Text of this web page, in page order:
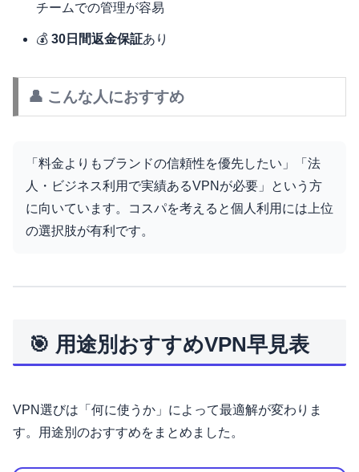
チームでの管理が容易
💰30日間返金保証あり
👤 こんな人におすすめ
「料金よりもブランドの信頼性を優先したい」「法
人・ビジネス利用で実績あるVPNが必要」という方
に向いています。コスパを考えると個人利用には上位
の選択肢が有利です。
🎯 用途別おすすめVPN早見表
VPN選びは「何に使うか」によって最適解が変わりま
す。用途別のおすすめをまとめました。